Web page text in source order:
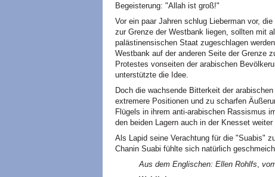
Begeisterung: "Allah ist groß!"
Vor ein paar Jahren schlug Lieberman vor,
zur Grenze der Westbank liegen, sollten mit
palästinensischen Staat zugeschlagen
Westbank auf der anderen Seite der Grenze
Protestes vonseiten der arabischen
unterstützte die Idee.
Doch die wachsende Bitterkeit der
extremere Positionen und zu scharfen
Flügels in ihrem anti-arabischen Rassismus
den beiden Lagern auch in der Knesset weiter
Als Lapid seine Verachtung für die "Suabis"
Chanin Suabi fühlte sich natürlich
Aus dem Englischen: Ellen Rohlfs,